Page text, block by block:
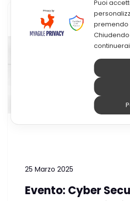
25 Marzo 2025
Evento: Cyber
Puoi
premendo